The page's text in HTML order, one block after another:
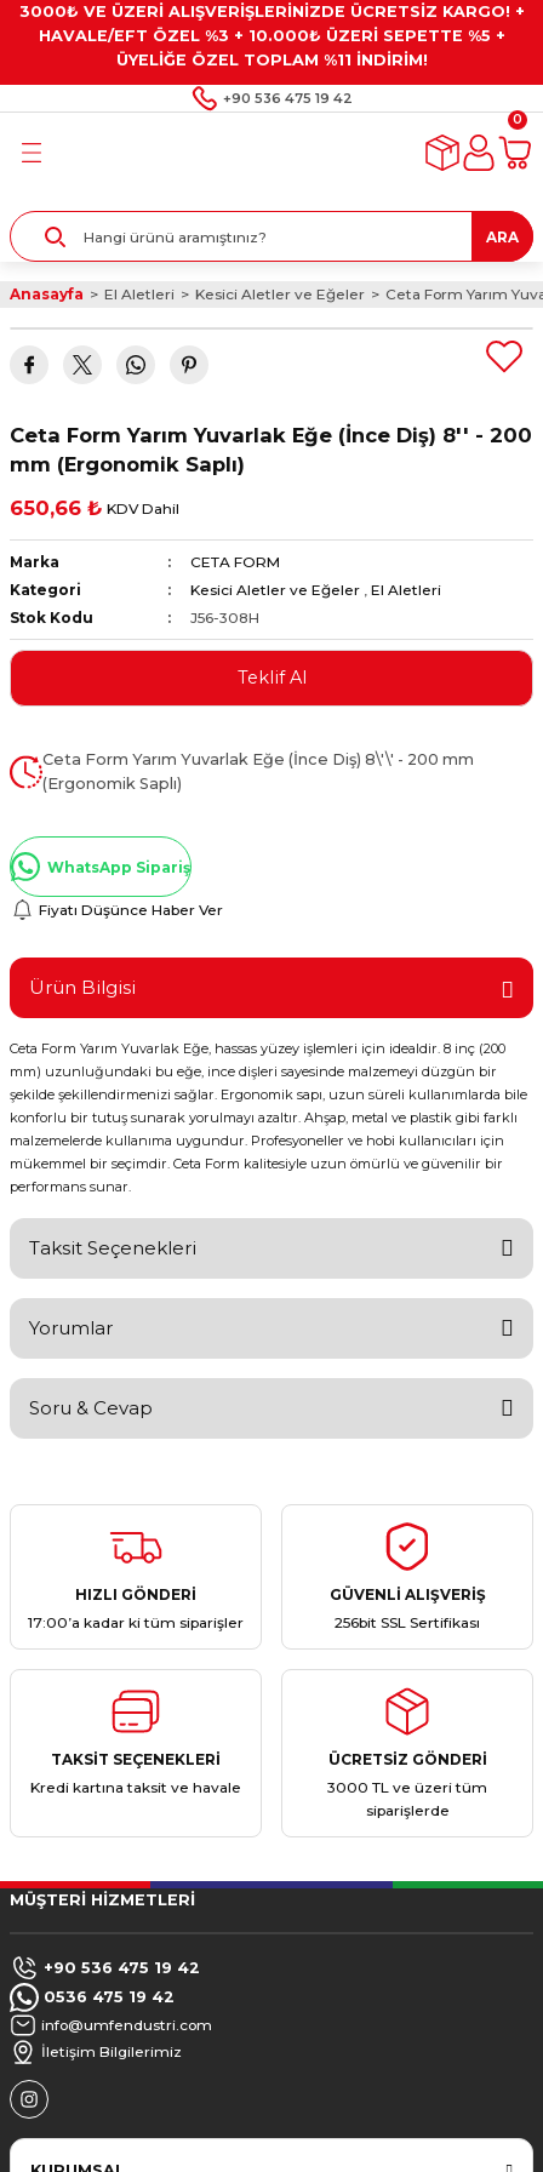
3000₺ VE ÜZERİ ALIŞVERİŞLERİNİZDE ÜCRETSİZ KARGO! +
HAVALE/EFT ÖZEL %3 + 10.000₺ ÜZERİ SEPETTE %5 +
ÜYELİĞE ÖZEL TOPLAM %11 İNDİRİM!
+90 536 475 19 42
Geri Dön
Geri Dön
Geri Dön
Gresler
Geri Dön
Alet Setleri
ve Multimetreler
ve Penseler
Geri Dön
Taşları ve
ARA
0
Anasayfa El Aletleri Kesici Aletler ve Eğeler Ceta Form Yarım
Ceta Form Yarım Yuvarlak Eğe (İnce Diş) 8'' - 200
mm (Ergonomik Saplı)
650,66 ₺ KDV Dahil
Marka
CETA FORM
Kategori
Kesici Aletler ve Eğeler , El Aletleri
Stok Kodu
J56-308H
Teklif Al
Ceta Form Yarım Yuvarlak Eğe (İnce Diş) 8\'\' - 200 mm
(Ergonomik Saplı)
WhatsApp Sipariş
Fiyatı Düşünce Haber Ver
Ürün Bilgisi
Ceta Form Yarım Yuvarlak Eğe, hassas yüzey işlemleri için idealdir. 8 inç (200
mm) uzunluğundaki bu eğe, ince dişleri sayesinde malzemeyi düzgün bir
şekilde şekillendirmenizi sağlar. Ergonomik sapı, uzun süreli kullanımlarda bile
konforlu bir tutuş sunarak yorulmayı azaltır. Ahşap, metal ve plastik gibi farklı
malzemelerde kullanıma uygundur. Profesyoneller ve hobi kullanıcıları için
mükemmel bir seçimdir. Ceta Form kalitesiyle uzun ömürlü ve güvenilir bir
performans sunar.
Taksit Seçenekleri
Yorumlar
Yorum Yaz
Soru & Cevap
Ürün hakkında henüz soru sorulmamış.
HIZLI GÖNDERİ
17:00’a kadar ki tüm siparişler
GÜVENLİ ALIŞVERİŞ
256bit SSL Sertifikası
TAKSİT SEÇENEKLERİ
Kredi kartına taksit ve havale
ÜCRETSİZ GÖNDERİ
3000 TL ve üzeri tüm
siparişlerde
MÜŞTERİ HİZMETLERİ
+90 536 475 19 42
0536 475 19 42
info@umfendustri.com
İletişim Bilgilerimiz